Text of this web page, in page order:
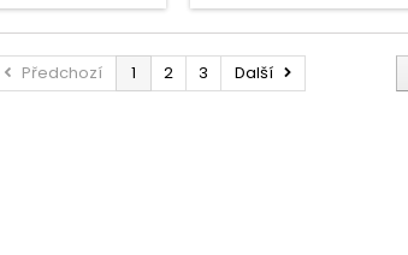
Předchozí 1 2 3 Další